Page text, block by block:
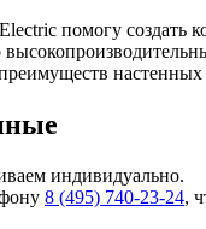
помогу
настенных
индивидуально.
8 (495) 740-23-24,